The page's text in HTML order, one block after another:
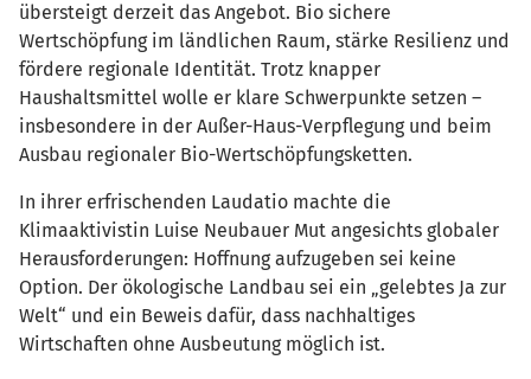
übersteigt derzeit das Angebot. Bio sichere
Wertschöpfung im ländlichen Raum, stärke Resilienz und
fördere regionale Identität. Trotz knapper
Haushaltsmittel wolle er klare Schwerpunkte setzen –
insbesondere in der Außer-Haus-Verpflegung und beim
Ausbau regionaler Bio-Wertschöpfungsketten.
In ihrer erfrischenden Laudatio machte die
Klimaaktivistin Luise Neubauer Mut angesichts globaler
Herausforderungen: Hoffnung aufzugeben sei keine
Option. Der ökologische Landbau sei ein „gelebtes Ja zur
Welt“ und ein Beweis dafür, dass nachhaltiges
Wirtschaften ohne Ausbeutung möglich ist.